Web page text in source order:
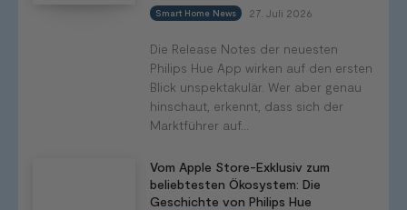
Smart Home News 27. Juli 2026
Die Release Notes der neuesten
Philips Hue App wirken auf den ersten
Blick unspektakulär. Wer aber genau
hinschaut, erkennt, dass sich der
Marktführer auf...
Vom Apple Store-Exklusiv zum
beliebtesten Ökosystem: Die
Geschichte von Philips Hue